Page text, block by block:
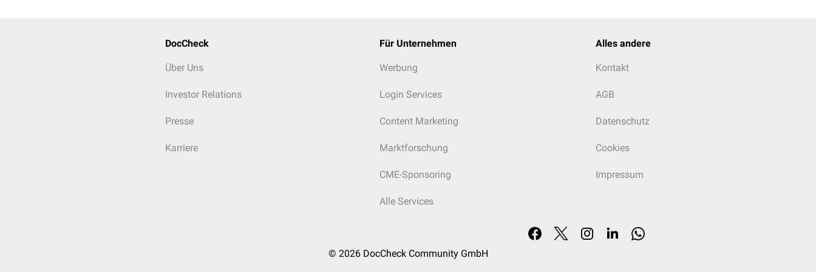
DocCheck
Über Uns
Investor Relations
Presse
Karriere
Für Unternehmen
Werbung
Login Services
Content Marketing
Marktforschung
CME-Sponsoring
Alle Services
Alles andere
Kontakt
AGB
Datenschutz
Cookies
Impressum
© 2026 DocCheck Community GmbH